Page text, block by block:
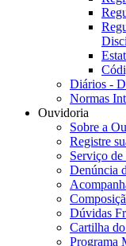
Diários -
Normas
Ouvidoria
Sobre a
Registre
Serviço
Denúncia
Dúvidas
Cartilha
Programa